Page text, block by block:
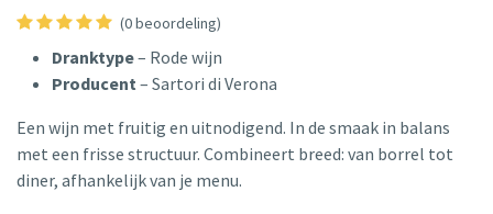
(0 beoordeling)
Dranktype– Rode wijn
Producent– Sartori di Verona
Een wijn met fruitig en uitnodigend. In de smaak in balans
met een frisse structuur. Combineert breed: van borrel tot
diner, afhankelijk van je menu.